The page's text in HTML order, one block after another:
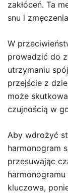
zakłóceń. Ta
snu i
W
prowadzić do
utrzymaniu
przejście z
może
czujnością w
Aby wdrożyć
harmonogram
przesuwając
kluczowa,